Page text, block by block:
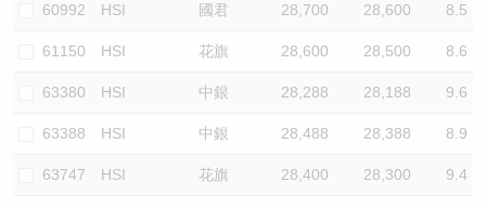
60992 HSI 國君 28,700 28,600 8.5
61150 HSI 花旗 28,600 28,500 8.6
63380 HSI 中銀 28,288 28,188 9.6
63388 HSI 中銀 28,488 28,388 8.9
63747 HSI 花旗 28,400 28,300 9.4